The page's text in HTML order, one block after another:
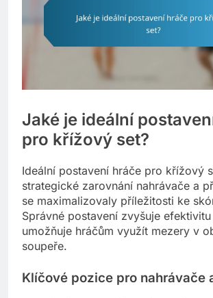
Jaké je ideální
pro křížový set?
Ideální postavení hráče pro křížový
strategické zarovnání nahrávače a
se maximalizovaly příležitosti ke
Správné postavení zvyšuje efektivitu
umožňuje hráčům využít mezery v
soupeře.
Klíčové pozice pro nahrávače